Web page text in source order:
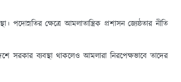
পদোন্নতির ক্ষেত্রে আমলাতান্ত্রিক প্রশাসন জ্যেষ্ঠতার নীতি
সরকার ব্যবস্থা থাকলেও আমলারা নিরপেক্ষভাবে তাদের